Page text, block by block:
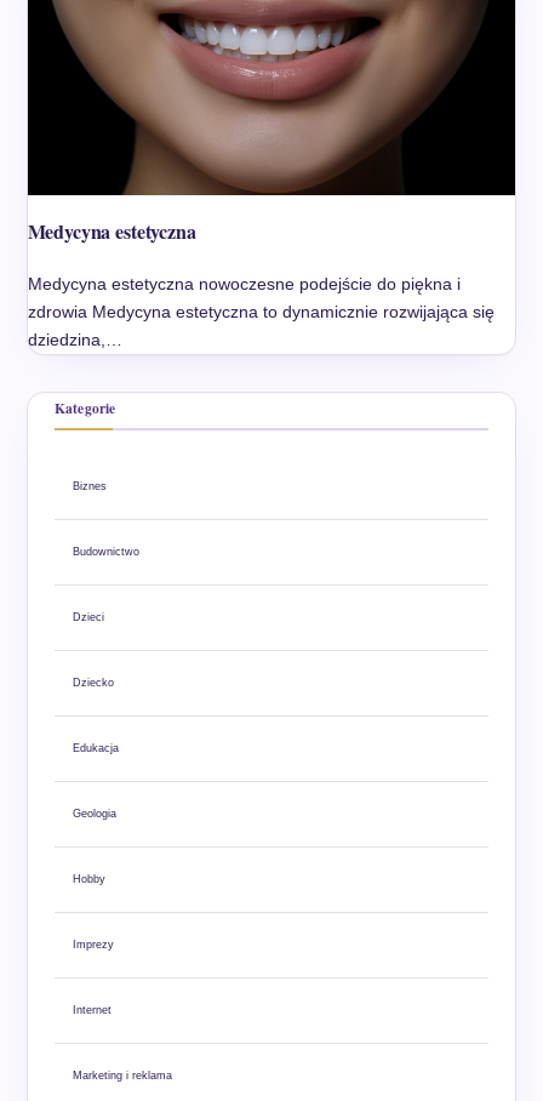
Medycyna estetyczna
Medycyna estetyczna nowoczesne podejście do piękna i
zdrowia Medycyna estetyczna to dynamicznie rozwijająca się
dziedzina,…
Kategorie
Biznes
Budownictwo
Dzieci
Dziecko
Edukacja
Geologia
Hobby
Imprezy
Internet
Marketing i reklama